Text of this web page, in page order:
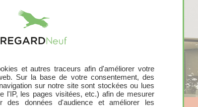
et autres traceurs afin d'améliorer votre
Sur la base de votre consentement, des
sur notre site sont stockées ou lues
l'IP, les pages visitées, etc.) afin de mesurer
des données d'audience et améliorer les